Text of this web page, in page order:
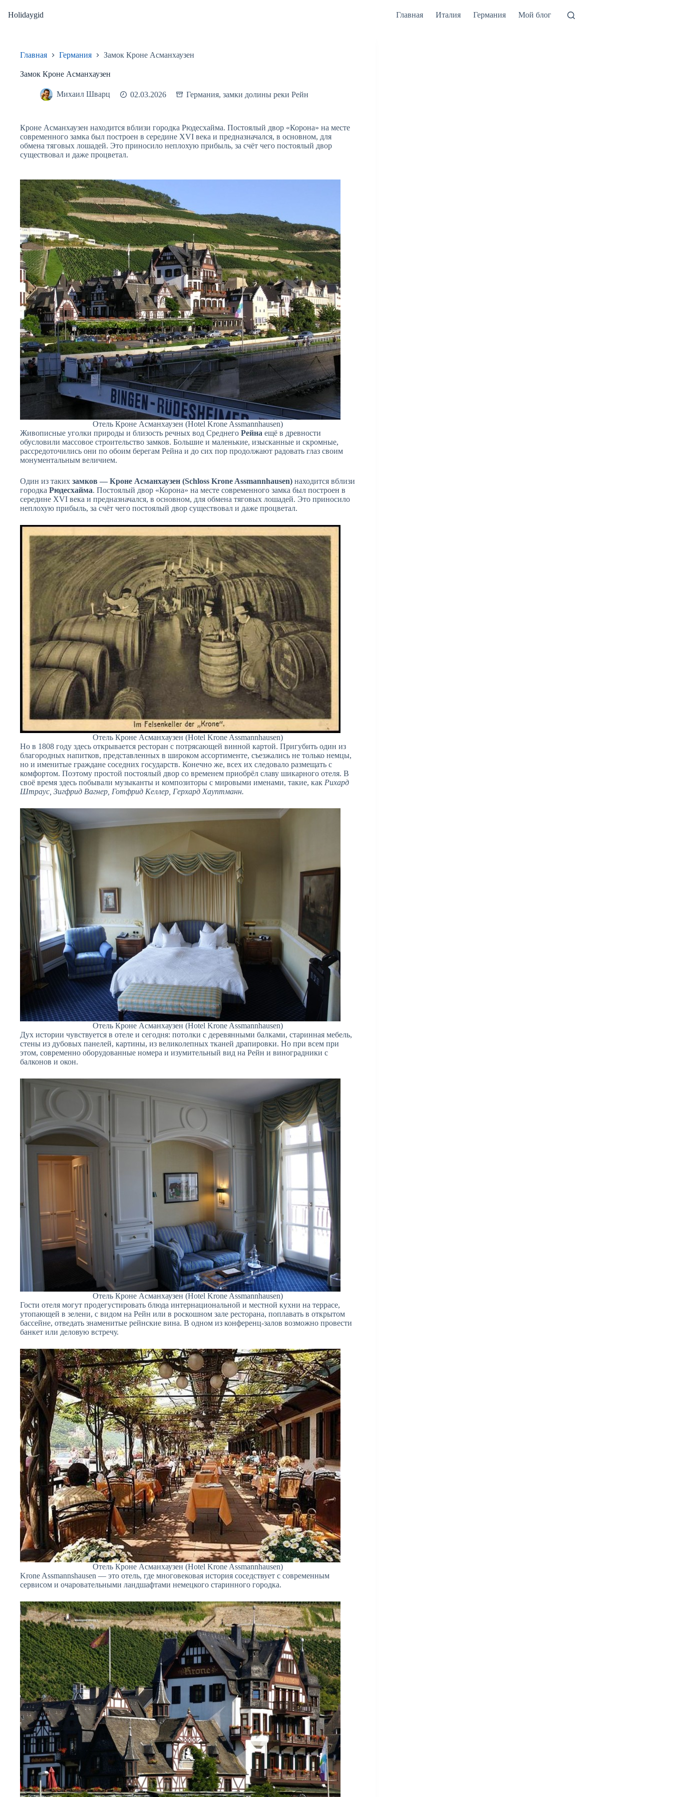
Holidaygid Главная Италия Германия Мой блог
Главная Германия Замок Кроне Асманхаузен
Замок Кроне Асманхаузен
Михаил Шварц 02.03.2026 Германия, замки долины реки Рейн
Кроне Асманхаузен находится вблизи городка Рюдесхайма. Постоялый двор «Корона» на месте
современного замка был построен в середине XVI века и предназначался, в основном, для
обмена тяговых лошадей. Это приносило неплохую прибыль, за счёт чего постоялый двор
существовал и даже процветал.
Отель Кроне Асманхаузен (Hotel Krone Assmannhausen)
Живописные уголки природы и близость речных вод Среднего Рейна ещё в древности
обусловили массовое строительство замков. Большие и маленькие, изысканные и скромные,
рассредоточились они по обоим берегам Рейна и до сих пор продолжают радовать глаз своим
монументальным величием.
Один из таких замков — Кроне Асманхаузен (Schloss Krone Assmannhausen) находится вблизи
городка Рюдесхайма. Постоялый двор «Корона» на месте современного замка был построен в
середине XVI века и предназначался, в основном, для обмена тяговых лошадей. Это приносило
неплохую прибыль, за счёт чего постоялый двор существовал и даже процветал.
Отель Кроне Асманхаузен (Hotel Krone Assmannhausen)
Но в 1808 году здесь открывается ресторан с потрясающей винной картой. Пригубить один из
благородных напитков, представленных в широком ассортименте, съезжались не только немцы,
но и именитые граждане соседних государств. Конечно же, всех их следовало размещать с
комфортом. Поэтому простой постоялый двор со временем приобрёл славу шикарного отеля. В
своё время здесь побывали музыканты и композиторы с мировыми именами, такие, как Рихард
Штраус, Зигфрид Вагнер, Готфрид Келлер, Герхард Хауптманн.
Отель Кроне Асманхаузен (Hotel Krone Assmannhausen)
Дух истории чувствуется в отеле и сегодня: потолки с деревянными балками, старинная мебель,
стены из дубовых панелей, картины, из великолепных тканей драпировки. Но при всем при
этом, современно оборудованные номера и изумительный вид на Рейн и виноградники с
балконов и окон.
Отель Кроне Асманхаузен (Hotel Krone Assmannhausen)
Гости отеля могут продегустировать блюда интернациональной и местной кухни на террасе,
утопающей в зелени, с видом на Рейн или в роскошном зале ресторана, поплавать в открытом
бассейне, отведать знаменитые рейнские вина. В одном из конференц-залов возможно провести
банкет или деловую встречу.
Отель Кроне Асманхаузен (Hotel Krone Assmannhausen)
Krone Assmannshausen — это отель, где многовековая история соседствует с современным
сервисом и очаровательными ландшафтами немецкого старинного городка.